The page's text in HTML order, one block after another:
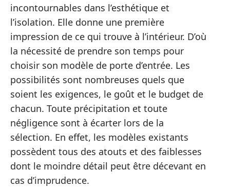
incontournables dans l’esthétique et
l’isolation. Elle donne une première
impression de ce qui trouve à l’intérieur. D’où
la nécessité de prendre son temps pour
choisir son modèle de porte d’entrée. Les
possibilités sont nombreuses quels que
soient les exigences, le goût et le budget de
chacun. Toute précipitation et toute
négligence sont à écarter lors de la
sélection. En effet, les modèles existants
possèdent tous des atouts et des faiblesses
dont le moindre détail peut être décevant en
cas d’imprudence.